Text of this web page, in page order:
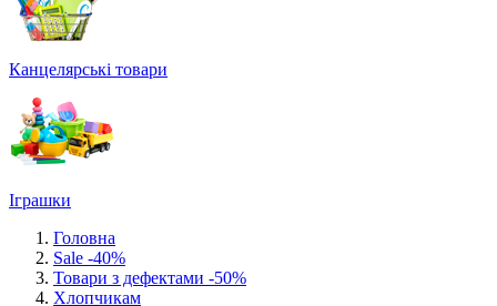
Канцелярські товари
Іграшки
Головна
Sale -40%
Товари з дефектами -50%
Хлопчикам